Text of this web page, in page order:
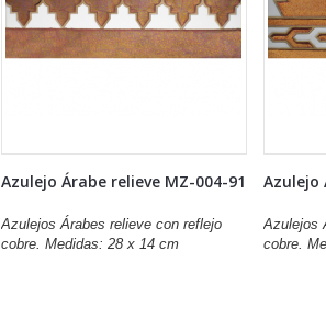
Azulejo Árabe relieve MZ-004-91
Azulejos Árabes relieve con reflejo
cobre. Medidas: 28 x 14 cm
Azulejo
Azulejos
cobre.